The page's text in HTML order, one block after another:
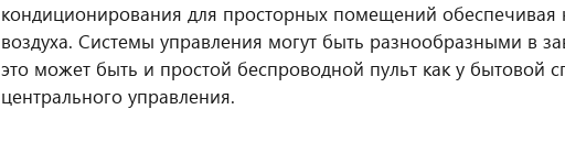
кондиционирования для просторных помещений
воздуха. Системы управления могут быть разнообразными в
это может быть и простой беспроводной пульт как у бытовой
центрального управления.